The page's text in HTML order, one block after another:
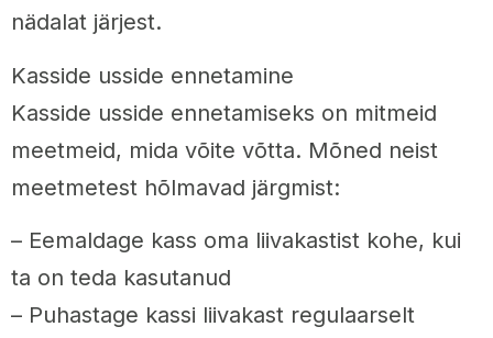
nädalat järjest.
Kasside usside ennetamine
Kasside usside ennetamiseks on mitmeid
meetmeid, mida võite võtta. Mõned neist
meetmetest hõlmavad järgmist:
– Eemaldage kass oma liivakastist kohe, kui
ta on teda kasutanud
– Puhastage kassi liivakast regulaarselt